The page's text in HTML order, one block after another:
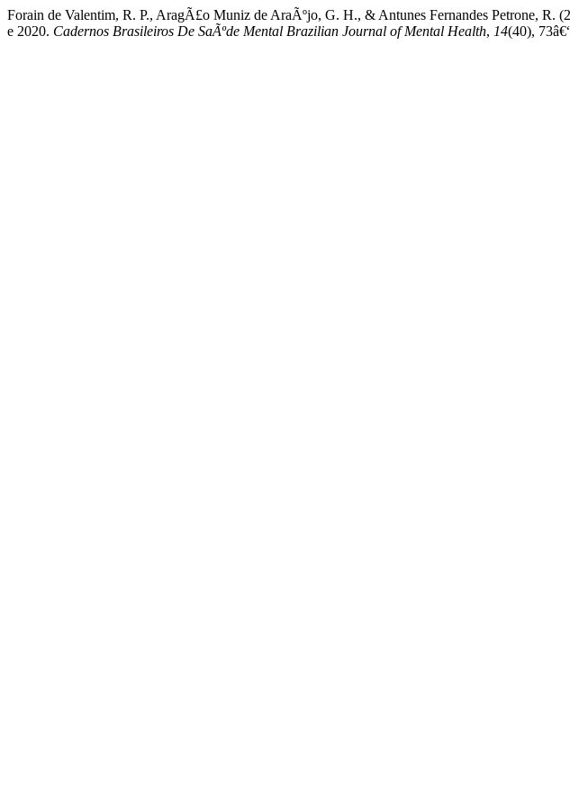
Forain de Valentim, R. P., AragÃ£o Muniz de AraÃºjo, G. H., & Antunes Fernandes Petrone, R.
e 2020. Cadernos Brasileiros De SaÃºde Mental Brazilian Journal of Mental Health, 14(40),